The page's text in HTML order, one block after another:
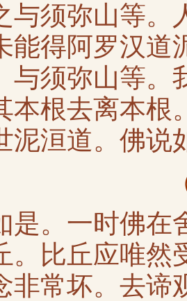
与须弥山等。
能得阿罗汉道
与须弥山等。
本根去离本根
泥洹道。佛说
。一时佛在
。比丘应唯然
非常坏。去谛